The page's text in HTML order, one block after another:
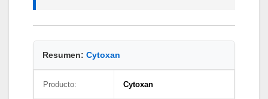
Resumen: Cytoxan
Producto: Cytoxan